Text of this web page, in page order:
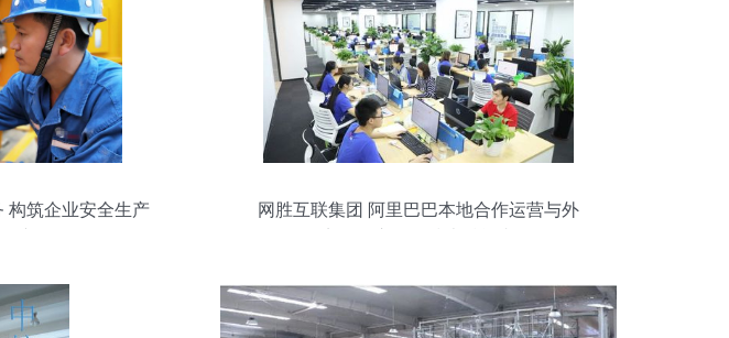
构筑企业安全生产
网胜互联集团 阿里巴巴本地合作运营与外